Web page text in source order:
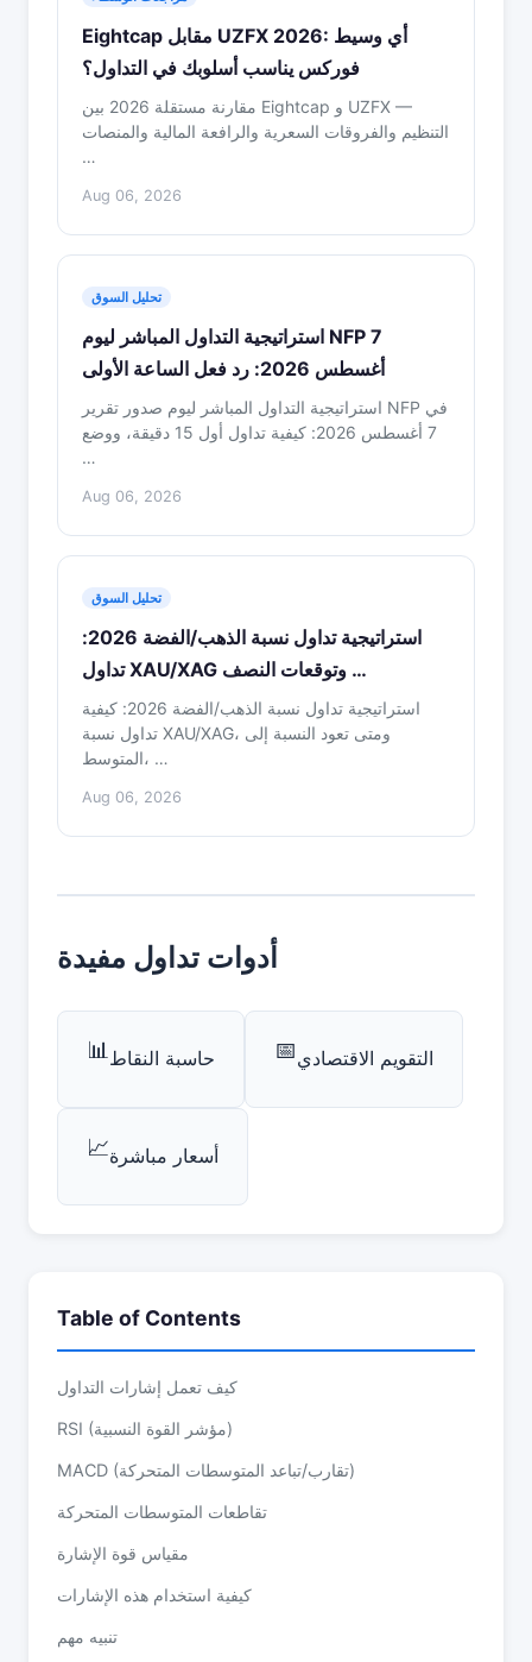
Eightcap مقابل UZFX 2026: أي وسيط
فوركس يناسب أسلوبك في التداول؟
مقارنة مستقلة 2026 بين Eightcap و UZFX —
التنظيم والفروقات السعرية والرافعة المالية والمنصات
…
Aug 06, 2026
تحليل السوق
استراتيجية التداول المباشر ليوم NFP 7
أغسطس 2026: رد فعل الساعة الأولى
استراتيجية التداول المباشر ليوم صدور تقرير NFP في
7 أغسطس 2026: كيفية تداول أول 15 دقيقة، ووضع
…
Aug 06, 2026
تحليل السوق
استراتيجية تداول نسبة الذهب/الفضة 2026:
تداول XAU/XAG وتوقعات النصف …
استراتيجية تداول نسبة الذهب/الفضة 2026: كيفية
تداول نسبة XAU/XAG، ومتى تعود النسبة إلى
المتوسط، …
Aug 06, 2026
أدوات تداول مفيدة
📊حاسبة النقاط 📅التقويم الاقتصادي
📈أسعار مباشرة
Table of Contents
كيف تعمل إشارات التداول
RSI (مؤشر القوة النسبية)
MACD (تقارب/تباعد المتوسطات المتحركة)
تقاطعات المتوسطات المتحركة
مقياس قوة الإشارة
كيفية استخدام هذه الإشارات
تنبيه مهم